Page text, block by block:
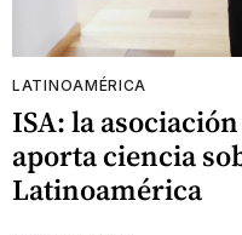
LATINOAMÉRICA
ISA: la
aporta ciencia
Latinoamérica